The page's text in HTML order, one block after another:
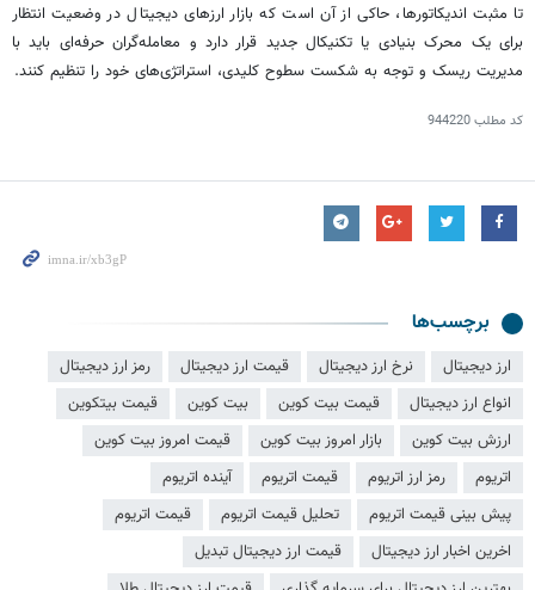
تا مثبت اندیکاتورها، حاکی از آن است که بازار ارزهای دیجیتال در وضعیت انتظار
برای یک محرک بنیادی یا تکنیکال جدید قرار دارد و معامله‌گران حرفه‌ای باید با
مدیریت ریسک و توجه به شکست سطوح کلیدی، استراتژی‌های خود را تنظیم کنند.
کد مطلب944220
برچسب‌ها
ارز دیجیتال نرخ ارز دیجیتال قیمت ارز دیجیتال
رمز ارز دیجیتال
انواع ارز دیجیتال
قیمت بیت کوین بیت کوین
قیمت بیتکوین
ارزش بیت کوین
بازار امروز بیت کوین
قیمت امروز بیت کوین
اتریوم
رمز ارز اتریوم قیمت اتریوم
آینده اتریوم
پیش بینی قیمت اتریوم
تحلیل قیمت اتریوم
قيمت اتريوم
اخرین اخبار ارز دیجیتال
قیمت ارز دیجیتال تبدیل